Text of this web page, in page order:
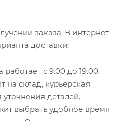
системы ASSIST.
карты, срок действия
при онлайн-заказе:
Яндекс.Деньги. Для
перенаправит вас
сервиса. Здесь
форму по инструкции.
заказа. В интернет-
доставки:
работает с 9.00 до 19.00.
на склад, курьерская
деталей.
выбрать удобное время
Осмотрите упаковку
указанной